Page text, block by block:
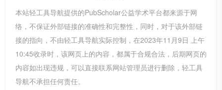
本站轻工具导航提供的PubScholar公益学术平台都来源于网
络，不保证外部链接的准确性和完整性，同时，对于该外部链
接的指向，不由轻工具导航实际控制，在2023年11月9日 上午
10:45收录时，该网页上的内容，都属于合规合法，后期网页的
内容如出现违规，可以直接联系网站管理员进行删除，轻工具
导航不承担任何责任。